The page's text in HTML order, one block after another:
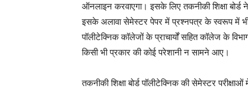
ऑनलाइन करवाएगा। इसके लिए तकनीकी शिक्षा बोर्ड
इसके अलावा सेमेस्टर पेपर में प्रश्नपत्र के स्वरूप में भी
पॉलीटेक्निक कॉलेजों के प्राचार्यों सहित कॉलेज के
किसी भी प्रकार की कोई परेशानी न सामने आए।
तकनीकी शिक्षा बोर्ड पॉलीटेक्निक की सेमेस्टर